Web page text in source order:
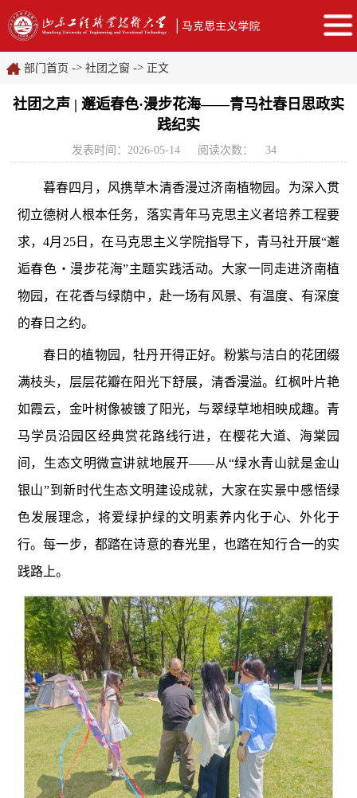
部门首页 -> 社团之窗 -> 正文
社团之声 | 邂逅春色·漫步花海——青马社春日思政实
践纪实
发表时间：2026-05-14 阅读次数： 34
暮春四月，风携草木清香漫过济南植物园。为深入贯
彻立德树人根本任务，落实青年马克思主义者培养工程要
求，4月25日，在马克思主义学院指导下，青马社开展“邂
逅春色・漫步花海”主题实践活动。大家一同走进济南植
物园，在花香与绿荫中，赴一场有风景、有温度、有深度
的春日之约。
春日的植物园，牡丹开得正好。粉紫与洁白的花团缀
满枝头，层层花瓣在阳光下舒展，清香漫溢。红枫叶片艳
如霞云，金叶树像被镀了阳光，与翠绿草地相映成趣。青
马学员沿园区经典赏花路线行进，在樱花大道、海棠园
间，生态文明微宣讲就地展开——从“绿水青山就是金山
银山”到新时代生态文明建设成就，大家在实景中感悟绿
色发展理念，将爱绿护绿的文明素养内化于心、外化于
行。每一步，都踏在诗意的春光里，也踏在知行合一的实
践路上。